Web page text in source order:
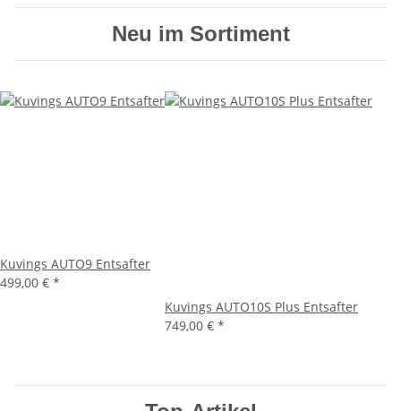
Neu im Sortiment
Kuvings AUTO9 Entsafter
499,00 € *
Kuvings AUTO10S Plus Entsafter
749,00 € *